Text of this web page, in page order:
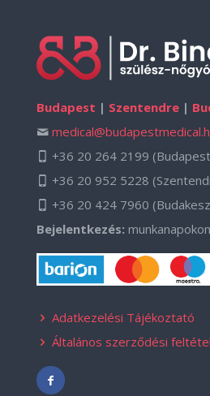
Budapest | Szentendre |
+36 20 264 2199
+36 20 952 5228
+36 20 424 7960
Bejelentkezés:
Adatkezelési Tájékoztató
Általános szerződési